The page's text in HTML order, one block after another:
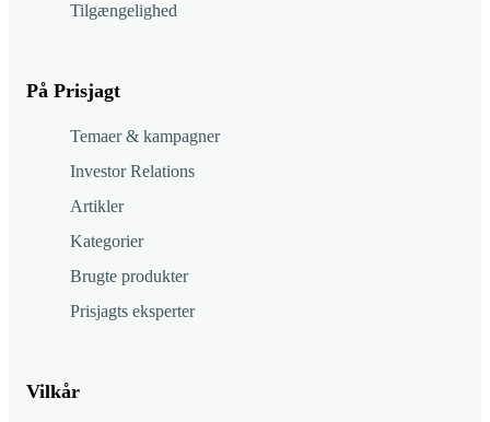
Tilgængelighed
På Prisjagt
Temaer & kampagner
Investor Relations
Artikler
Kategorier
Brugte produkter
Prisjagts eksperter
Vilkår